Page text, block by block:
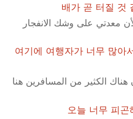
배가 곧 터질 것
معدتي على وشك الانفجار
여기에 여행자가 너무 많아
الكثير من المسافرين هنا
오늘 너무 피곤